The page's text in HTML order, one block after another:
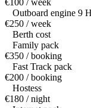
€100 / week
Outboard engine 9
€250 / week
Berth cost
Family pack
€350 / booking
Fast Track pack
€200 / booking
Hostess
€180 / night